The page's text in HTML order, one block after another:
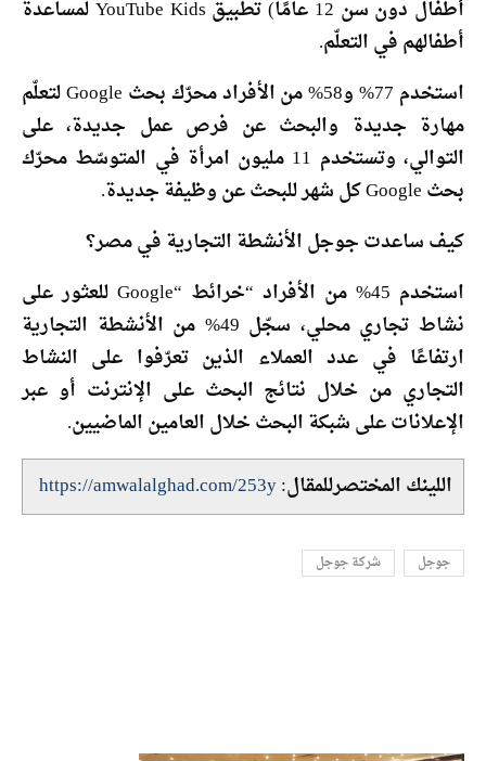
أطفال دون سن 12 عامًا) تطبيق YouTube Kids لمساعدة
أطفالهم في التعلّم.
استخدم 77% و58% من الأفراد محرّك بحث Google لتعلّم
مهارة جديدة والبحث عن فرص عمل جديدة، على
التوالي، وتستخدم 11 مليون امرأة في المتوسّط محرّك
بحث Google كل شهر للبحث عن وظيفة جديدة.
كيف ساعدت جوجل الأنشطة التجارية في مصر؟
استخدم 45% من الأفراد “خرائط “Google للعثور على
نشاط تجاري محلي، سجّل 49% من الأنشطة التجارية
ارتفاعًا في عدد العملاء الذين تعرّفوا على النشاط
التجاري من خلال نتائج البحث على الإنترنت أو عبر
الإعلانات على شبكة البحث خلال العامين الماضيين.
اللينك المختصرللمقال:https://amwalalghad.com/253y
جوجل شركة جوجل